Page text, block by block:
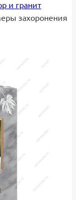
и гранит
захоронения